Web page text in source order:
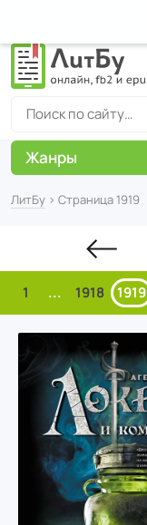
ЛитБу › Страница 1919
1 ... 1918 1919
Жанры